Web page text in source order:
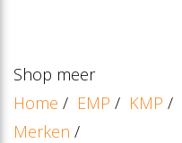
Shop meer
Home / EMP / KMP /
Merken /